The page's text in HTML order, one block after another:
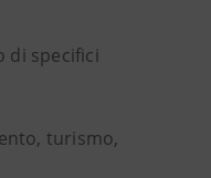
di specifici
turismo,